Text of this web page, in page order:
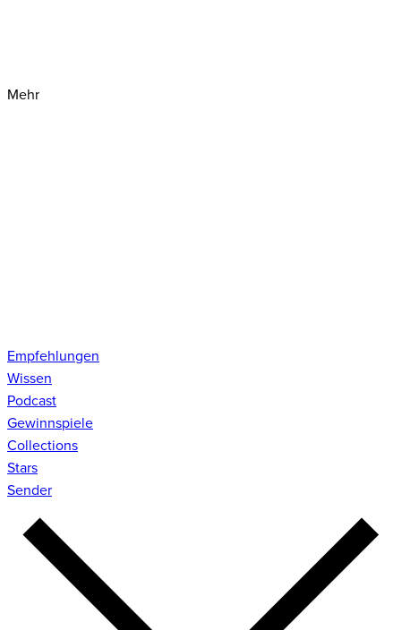
Mehr
Empfehlungen
Wissen
Podcast
Gewinnspiele
Collections
Stars
Sender